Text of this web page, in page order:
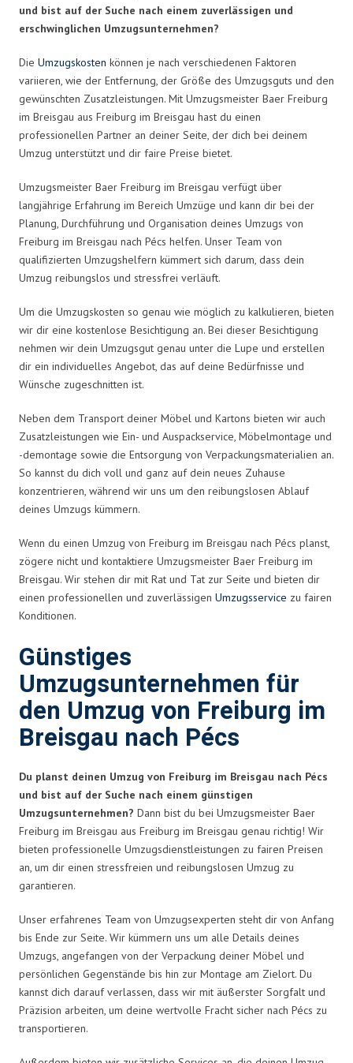
und bist auf der Suche nach einem zuverlässigen und
erschwinglichen Umzugsunternehmen?
Die Umzugskosten können je nach verschiedenen Faktoren
variieren, wie der Entfernung, der Größe des Umzugsguts und den
gewünschten Zusatzleistungen. Mit Umzugsmeister Baer Freiburg
im Breisgau aus Freiburg im Breisgau hast du einen
professionellen Partner an deiner Seite, der dich bei deinem
Umzug unterstützt und dir faire Preise bietet.
Umzugsmeister Baer Freiburg im Breisgau verfügt über
langjährige Erfahrung im Bereich Umzüge und kann dir bei der
Planung, Durchführung und Organisation deines Umzugs von
Freiburg im Breisgau nach Pécs helfen. Unser Team von
qualifizierten Umzugshelfern kümmert sich darum, dass dein
Umzug reibungslos und stressfrei verläuft.
Um die Umzugskosten so genau wie möglich zu kalkulieren, bieten
wir dir eine kostenlose Besichtigung an. Bei dieser Besichtigung
nehmen wir dein Umzugsgut genau unter die Lupe und erstellen
dir ein individuelles Angebot, das auf deine Bedürfnisse und
Wünsche zugeschnitten ist.
Neben dem Transport deiner Möbel und Kartons bieten wir auch
Zusatzleistungen wie Ein- und Auspackservice, Möbelmontage und
-demontage sowie die Entsorgung von Verpackungsmaterialien an.
So kannst du dich voll und ganz auf dein neues Zuhause
konzentrieren, während wir uns um den reibungslosen Ablauf
deines Umzugs kümmern.
Wenn du einen Umzug von Freiburg im Breisgau nach Pécs planst,
zögere nicht und kontaktiere Umzugsmeister Baer Freiburg im
Breisgau. Wir stehen dir mit Rat und Tat zur Seite und bieten dir
einen professionellen und zuverlässigen Umzugsservice zu fairen
Konditionen.
Günstiges
Umzugsunternehmen für
den Umzug von Freiburg im
Breisgau nach Pécs
Du planst deinen Umzug von Freiburg im Breisgau nach Pécs
und bist auf der Suche nach einem günstigen
Umzugsunternehmen? Dann bist du bei Umzugsmeister Baer
Freiburg im Breisgau aus Freiburg im Breisgau genau richtig! Wir
bieten professionelle Umzugsdienstleistungen zu fairen Preisen
an, um dir einen stressfreien und reibungslosen Umzug zu
garantieren.
Unser erfahrenes Team von Umzugsexperten steht dir von Anfang
bis Ende zur Seite. Wir kümmern uns um alle Details deines
Umzugs, angefangen von der Verpackung deiner Möbel und
persönlichen Gegenstände bis hin zur Montage am Zielort. Du
kannst dich darauf verlassen, dass wir mit äußerster Sorgfalt und
Präzision arbeiten, um deine wertvolle Fracht sicher nach Pécs zu
transportieren.